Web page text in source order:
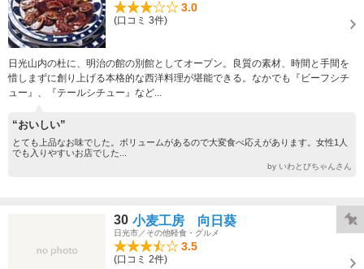
3.0
(口コミ 3件)
日光山内の杜に、明治の館の別館としてオープン。良質の素材、時間と手間を
惜しまずに創り上げる本格的な西洋料理が堪能できる。なかでも『ビーフシチ
ュー』、『テールシチュー』など...
“おいしい”
とても上品なお味でした。ボリュームがあるので大変食べ応えがあります。女性1人
でも入りやすいお店でした...
by いわとびちゃんさん
30 小麦工房 向日葵
日光市／その他軽食・グルメ
3.5
(口コミ 2件)